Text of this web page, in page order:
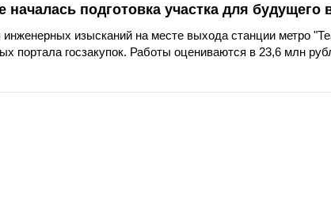
началась подготовка участка для
изысканий на месте выхода станции метро
портала госзакупок. Работы оцениваются в 23,6 млн